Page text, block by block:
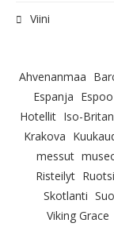
Viini
Ahvenanmaa
Espanja Espoo
Hotellit Iso-
Krakova
messut
Risteilyt Ruotsi
Skotlanti
Viking Grace